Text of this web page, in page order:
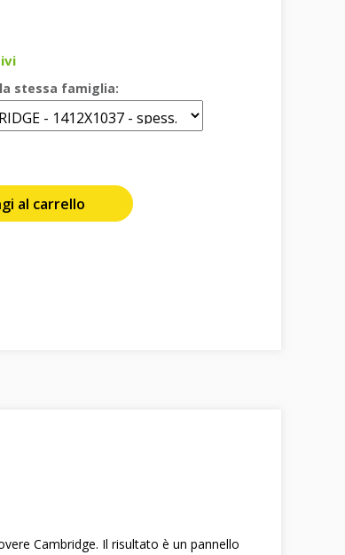
stessa famiglia:
al carrello
Cambridge. Il risultato è un pannello